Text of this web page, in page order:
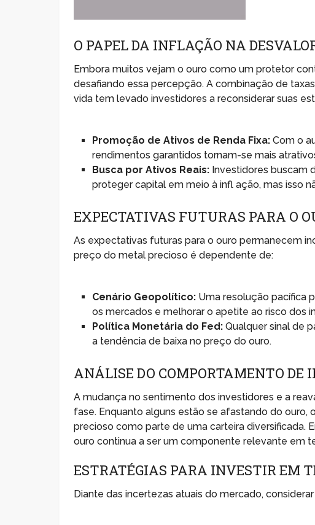
O PAPEL DA INFLAÇÃO NA
Embora muitos vejam o ouro como um protetor
desafiando essa percepção. A combinação de
vida tem levado investidores a reconsiderar suas
Promoção de Ativos de Renda Fixa: Com o
rendimentos garantidos tornam-se mais
Busca por Ativos Reais: Investidores buscam
proteger capital em meio à infl ação, mas isso
EXPECTATIVAS FUTURAS PARA O
As expectativas futuras para o ouro permanecem
preço do metal precioso é dependente de:
Cenário Geopolítico: Uma resolução pacífica
os mercados e melhorar o apetite ao risco dos
Política Monetária do Fed: Qualquer sinal de
a tendência de baixa no preço do ouro.
ANÁLISE DO COMPORTAMENTO DE
A mudança no sentimento dos investidores e a
fase. Enquanto alguns estão se afastando do
precioso como parte de uma carteira diversificada.
ouro continua a ser um componente relevante em
ESTRATÉGIAS PARA INVESTIR EM
Diante das incertezas atuais do mercado,